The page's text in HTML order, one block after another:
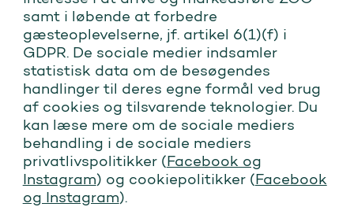
samt i løbende at forbedre
gæsteoplevelserne, jf. artikel 6(1)(f) i
GDPR. De sociale medier indsamler
statistisk data om de besøgendes
handlinger til deres egne formål ved brug
af cookies og tilsvarende teknologier. Du
kan læse mere om de sociale mediers
behandling i de sociale mediers
privatlivspolitikker (Facebook og
Instagram) og cookiepolitikker (Facebook
og Instagram).